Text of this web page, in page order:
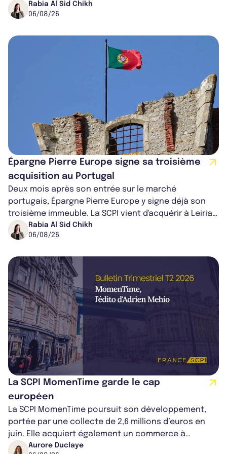
ancien directeur des investissements d...
Rabia Al Sid Chikh
06/08/26
Épargne Pierre Europe signe sa troisième
acquisition au Portugal
Deux mois après son entrée sur le marché
portugais, Épargne Pierre Europe y signe déjà son
troisième immeuble. La SCPI vient d'acquérir à Leiria,
dans le centre du pays, un établis...
Rabia Al Sid Chikh
06/08/26
La SCPI MomenTime garde le cap
européen
La SCPI MomenTime poursuit son développement,
portée par une collecte de 2,6 millions d’euros en
juin. Elle acquiert également un commerce à
Worcester, place une plateforme logisti...
Aurore Duclaye